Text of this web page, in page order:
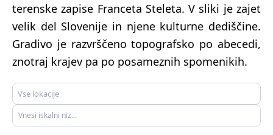
terenske zapise Franceta Steleta. V sliki je zajet
velik del Slovenije in njene kulturne dediščine.
Gradivo je razvrščeno topografsko po abecedi,
znotraj krajev pa po posameznih spomenikih.